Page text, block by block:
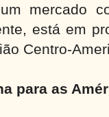
mercado
está em
Centro-
para as